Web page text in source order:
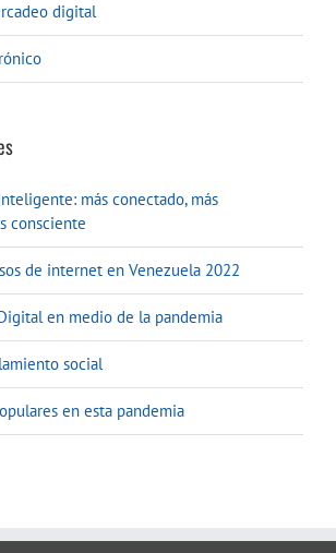
digital
más conectado, más
consciente
de internet en Venezuela 2022
en medio de la pandemia
social
en esta pandemia